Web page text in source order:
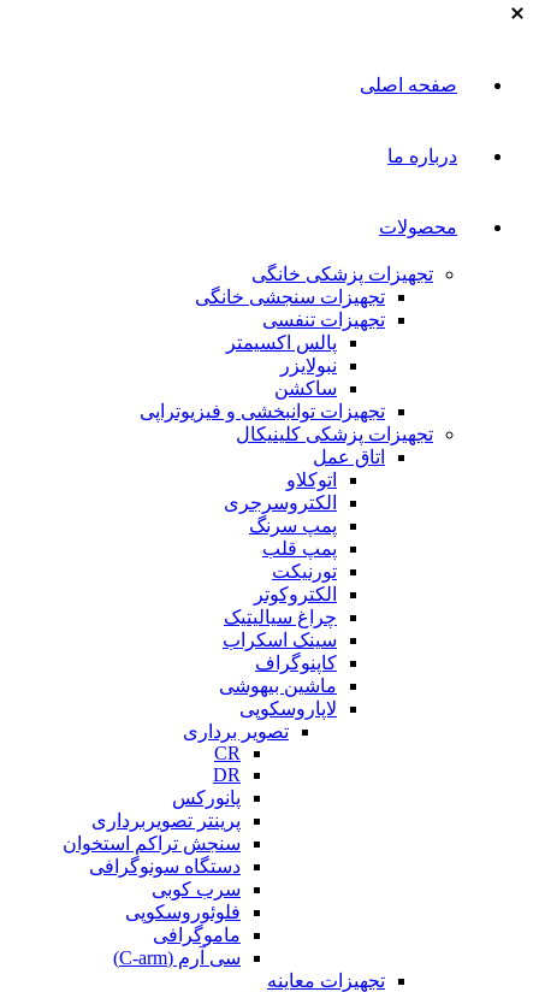
صفحه اصلی
درباره ما
محصولات
تجهیزات پزشکی خانگی
تجهیزات سنجشی خانگی
تجهیزات تنفسی
پالس اکسیمتر
نبولایزر
ساکشن
تجهیزات توانبخشی و فیزیوتراپی
تجهیزات پزشکی کلینیکال
اتاق عمل
اتوکلاو
الکتروسرجری
پمپ سرنگ
پمپ قلب
تورنیکت
الکتروکوتر
چراغ سیالیتیک
سینک اسکراب
کاپنوگراف
ماشین بیهوشی
لاپاروسکوپی
تصویر برداری
CR
DR
پانورکس
پرینتر تصویربرداری
سنجش تراکم استخوان
دستگاه سونوگرافی
سرب کوبی
فلوئوروسکوپی
ماموگرافی
سی آرم (C-arm)
تجهیزات معاینه